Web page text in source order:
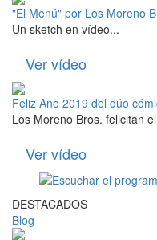
"El Menú" por Los Moreno
Un sketch en vídeo...
Ver vídeo
Feliz Año 2019 del dúo
Los Moreno Bros. felicitan
Ver vídeo
DESTACADOS
Blog